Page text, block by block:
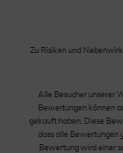
Zu Risiken und
Alle Besucher unserer
Bewertungen können
gekauft haben. Diese
dass alle Bewertungen
Bewertung wird einer